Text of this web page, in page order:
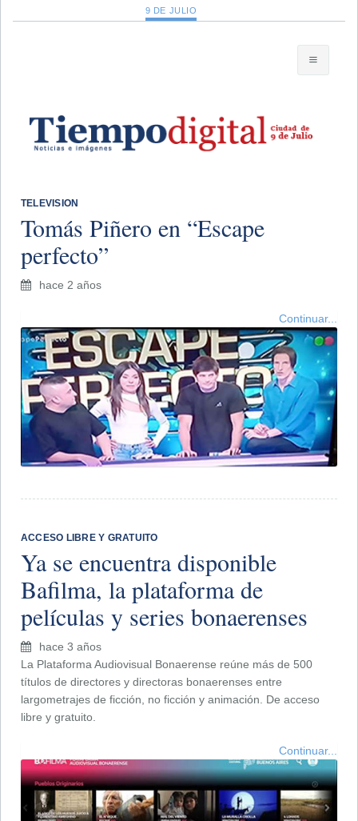
9 DE JULIO
TELEVISION
Tomás Piñero en “Escape
perfecto”
hace 2 años
Continuar...
ACCESO LIBRE Y GRATUITO
Ya se encuentra disponible
Bafilma, la plataforma de
películas y series bonaerenses
hace 3 años
La Plataforma Audiovisual Bonaerense reúne más de 500
títulos de directores y directoras bonaerenses entre
largometrajes de ficción, no ficción y animación. De acceso
libre y gratuito.
Continuar...